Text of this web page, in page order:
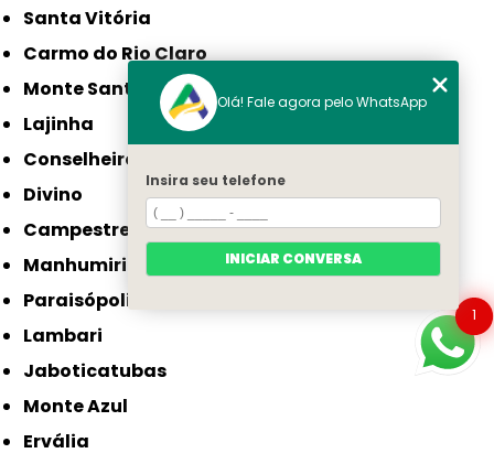
Santa Vitória
Carmo do Rio Claro
Monte Santo de Minas
Lajinha
Conselheiro Pena
Divino
Campestre
Manhumirim
Paraisópolis
Lambari
Jaboticatubas
Monte Azul
Ervália
1
Olá! Fale agora pelo WhatsApp
Insira seu telefone
INICIAR CONVERSA